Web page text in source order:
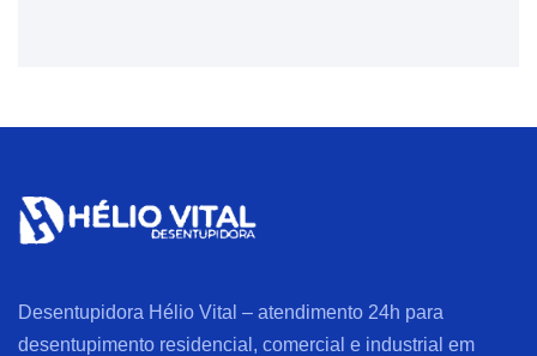
Desentupidora Hélio Vital – atendimento 24h para
desentupimento residencial, comercial e industrial em